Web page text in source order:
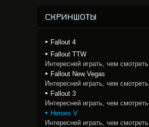
СКРИНШОТЫ
Fallout 4
Fallout TTW
Интересней играть, чем смотреть
Fallout New Vegas
Интересней играть, чем смотреть
Fallout 3
Интересней играть, чем смотреть
Heroes V
Интересней играть, чем смотреть